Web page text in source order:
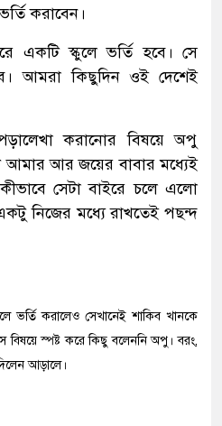
করাবেন।
একটি স্কুলে ভর্তি হবে। সে
আমরা কিছুদিন ওই দেশেই
করানোর বিষয়ে অপু
আর জয়ের বাবার মধ্যেই
সেটা বাইরে চলে এলো
নিজের মধ্যে রাখতেই পছন্দ
ভর্তি করালেও সেখানেই শাকিব খানকে
বিষয়ে স্পষ্ট করে কিছু বলেননি অপু। বরং,
আড়ালে।